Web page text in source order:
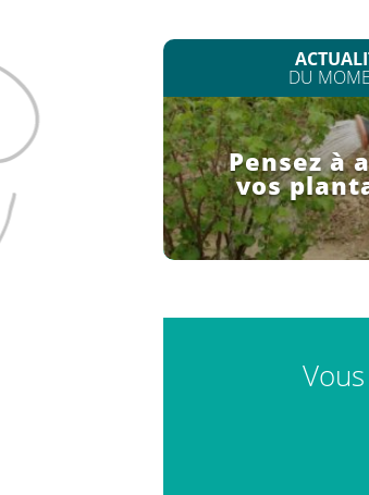
DU
Pensez à
vos